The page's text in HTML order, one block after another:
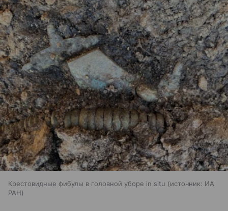
Крестовидные фибулы в головной уборе in situ источник: ИА
РАН